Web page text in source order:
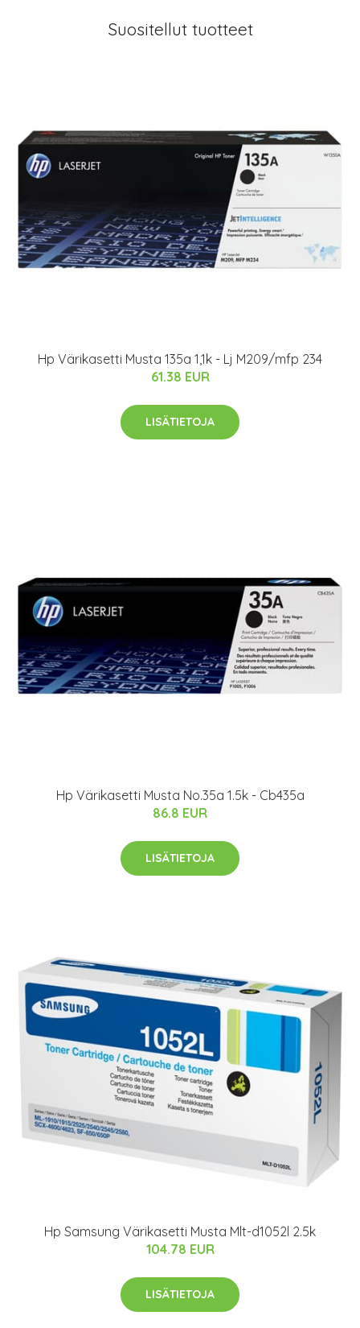
Suositellut tuotteet
Hp Värikasetti Musta 135a 1,1k - Lj M209/mfp 234
61.38 EUR
LISÄTIETOJA
Hp Värikasetti Musta No.35a 1.5k - Cb435a
86.8 EUR
LISÄTIETOJA
Hp Samsung Värikasetti Musta Mlt-d1052l 2.5k
104.78 EUR
LISÄTIETOJA